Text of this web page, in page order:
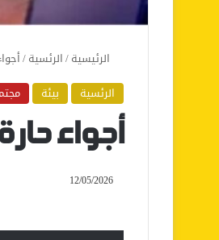
الرئيسية/الرئسية/
الرئسية
بيئة
أجواء
12/05/2026